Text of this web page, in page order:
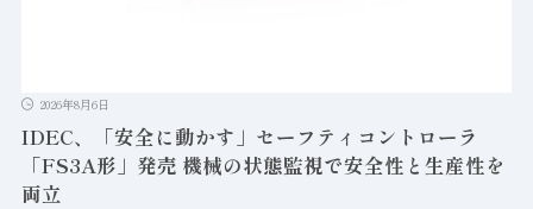
2026年8月6日
IDEC、「安全に動かす」セーフティコントローラ
「FS3A形」発売 機械の状態監視で安全性と生産性を
両立